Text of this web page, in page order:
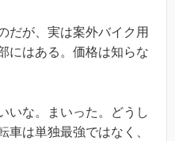
だが、実は案外バイク用
にはある。価格は知らな
いな。まいった。どうし
車は単独最強ではなく、